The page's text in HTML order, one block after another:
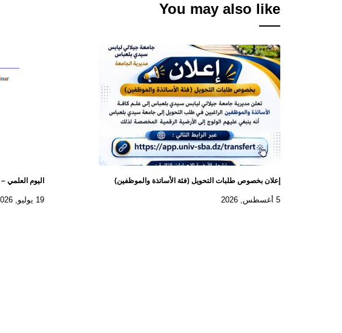
You may also like
إعلان بخصوص طلبات التحويل (فئة الأساتذة والموظفين)
5 أغسطس, 2026
اليوم العلمي – 9 يوليو 2026 / الكتيب.
19 يوليو, 2026